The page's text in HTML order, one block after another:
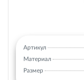
Артикул
Материал
Размер